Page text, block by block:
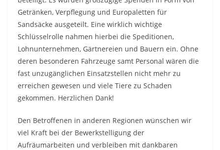
Getränken, Verpflegung und Europaletten für
Sandsäcke ausgeteilt. Eine wirklich wichtige
Schlüsselrolle nahmen hierbei die Speditionen,
Lohnunternehmen, Gärtnereien und Bauern ein. Ohne
deren besonderen Fahrzeuge samt Personal wären die
fast unzugänglichen Einsatzstellen nicht mehr zu
erreichen gewesen und viele Tiere zu Schaden
gekommen. Herzlichen Dank!
Den Betroffenen in anderen Regionen wünschen wir
viel Kraft bei der Bewerkstelligung der
Aufräumarbeiten und verbleiben mit dankbaren